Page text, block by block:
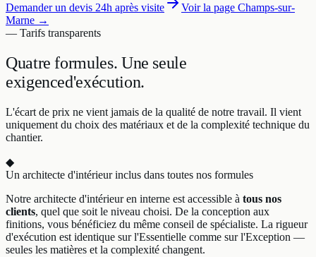
Demander un devis 24h après visite Voir la page Champs-sur-
Marne →
— Tarifs transparents
Quatre formules. Une seule
exigenced'exécution.
L'écart de prix ne vient jamais de la qualité de notre travail. Il vient
uniquement du choix des matériaux et de la complexité technique du
chantier.
◆
Un architecte d'intérieur inclus dans toutes nos formules
Notre architecte d'intérieur en interne est accessible à tous nos
clients, quel que soit le niveau choisi. De la conception aux
finitions, vous bénéficiez du même conseil de spécialiste. La rigueur
d'exécution est identique sur l'Essentielle comme sur l'Exception —
seules les matières et la complexité changent.